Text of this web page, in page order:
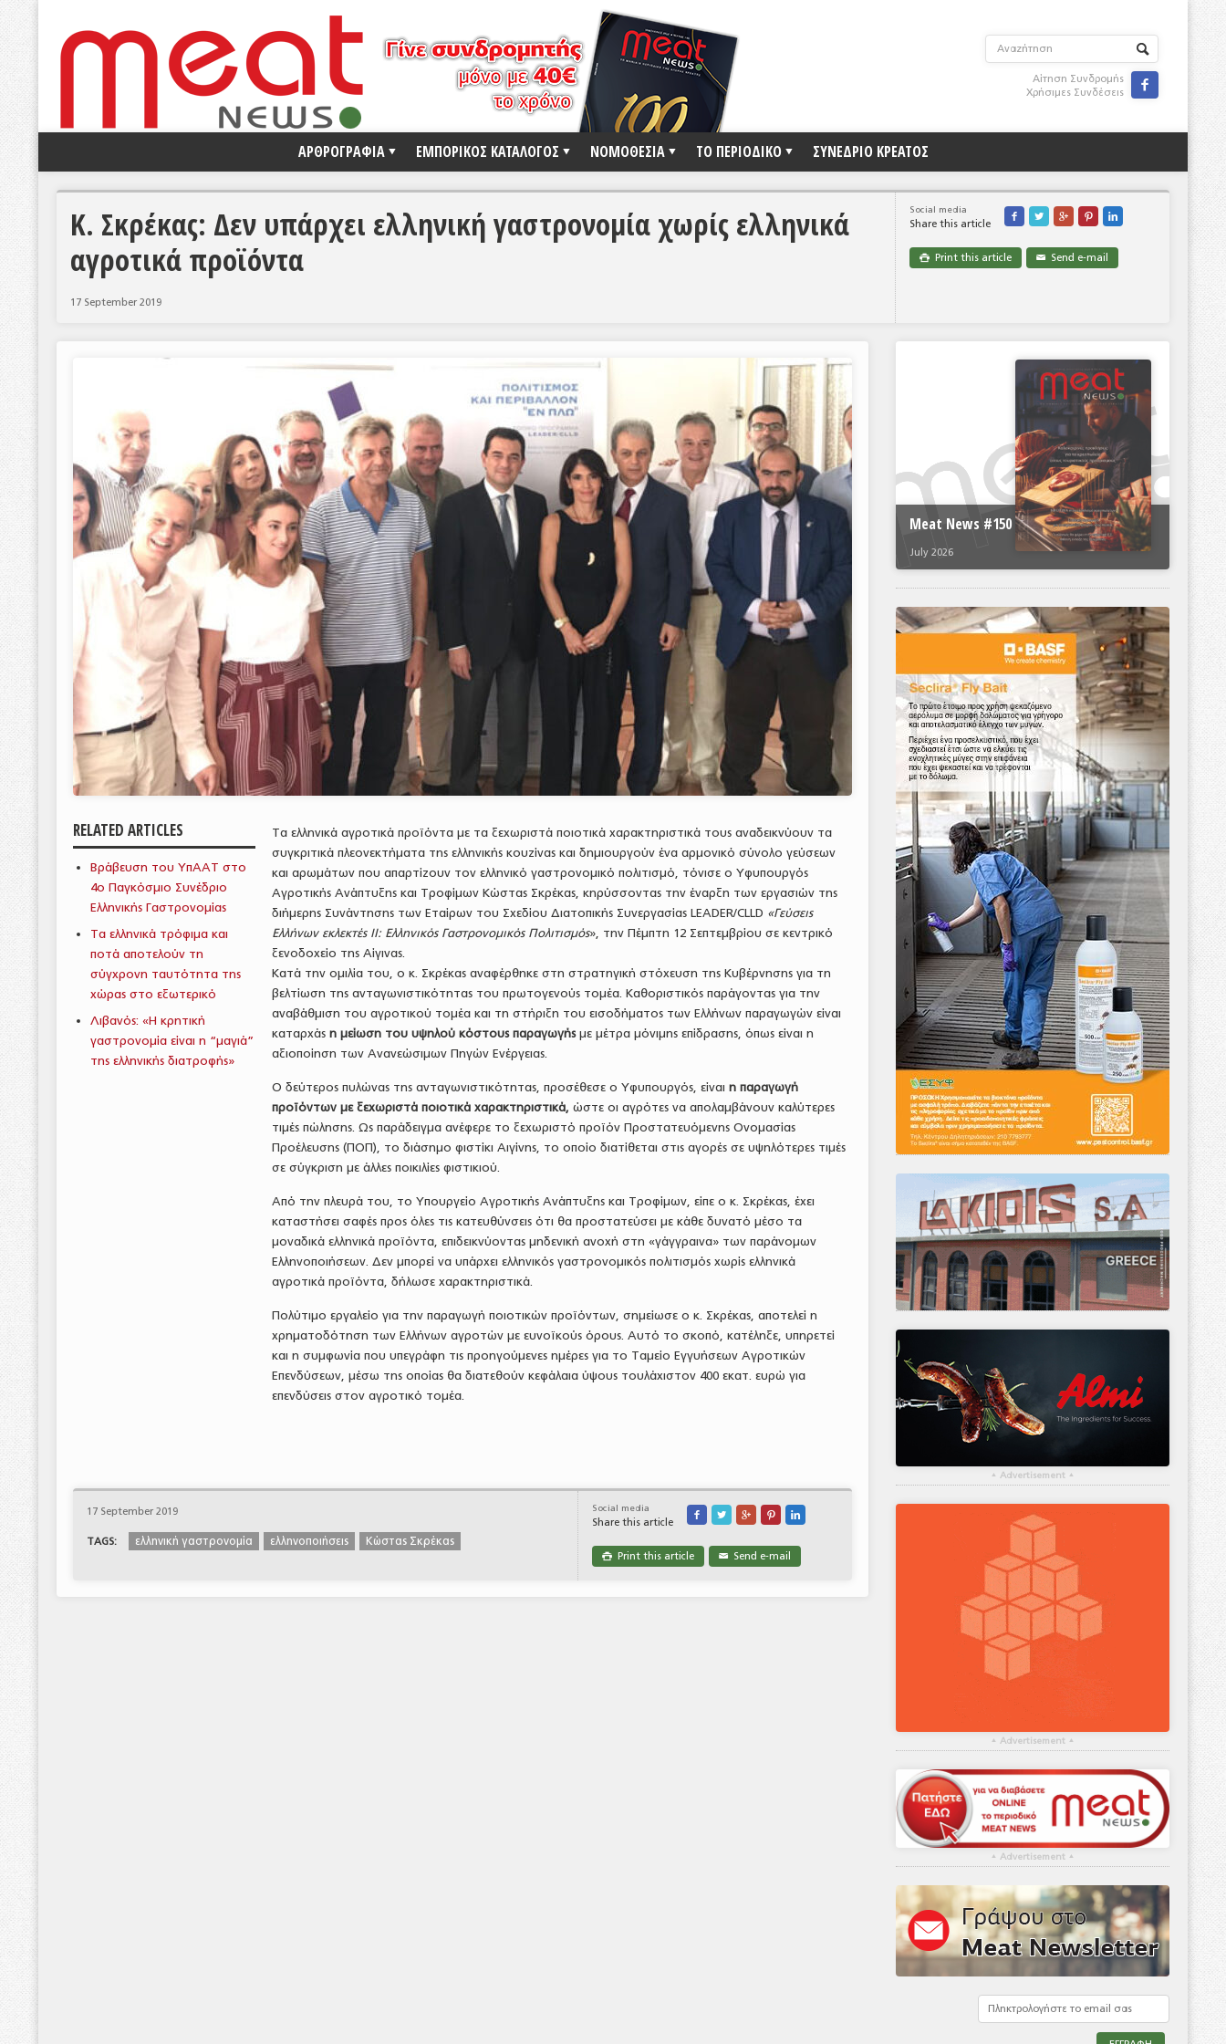
Αίτηση Συνδρομής
Χρήσιμες Συνδέσεις

ΑΡΘΡΟΓΡΑΦΙΑ ΕΜΠΟΡΙΚΟΣ ΚΑΤΑΛΟΓΟΣ ΝΟΜΟΘΕΣΙΑ ΤΟ ΠΕΡΙΟΔΙΚΟ ΣΥΝΕΔΡΙΟ ΚΡΕΑΤΟΣ
Social media
Share this article
    
 Print this article ✉ Send e-mail
Κ. Σκρέκας: Δεν υπάρχει ελληνική γαστρονομία χωρίς ελληνικά
αγροτικά προϊόντα
17 September 2019
RELATED ARTICLES
Βράβευση του ΥπΑΑΤ στο
4ο Παγκόσμιο Συνέδριο
Ελληνικής Γαστρονομίας
Τα ελληνικά τρόφιμα και
ποτά αποτελούν τη
σύγχρονη ταυτότητα της
χώρας στο εξωτερικό
Λιβανός: «Η κρητική
γαστρονομία είναι η “μαγιά”
της ελληνικής διατροφής»
Τα ελληνικά αγροτικά προϊόντα με τα ξεχωριστά ποιοτικά χαρακτηριστικά τους αναδεικνύουν τα
συγκριτικά πλεονεκτήματα της ελληνικής κουζίνας και δημιουργούν ένα αρμονικό σύνολο γεύσεων
και αρωμάτων που απαρτίζουν τον ελληνικό γαστρονομικό πολιτισμό, τόνισε ο Υφυπουργός
Αγροτικής Ανάπτυξης και Τροφίμων Κώστας Σκρέκας, κηρύσσοντας την έναρξη των εργασιών της
διήμερης Συνάντησης των Εταίρων του Σχεδίου Διατοπικής Συνεργασίας LEADER/CLLD «Γεύσεις
Ελλήνων εκλεκτές ΙΙ: Ελληνικός Γαστρονομικός Πολιτισμός», την Πέμπτη 12 Σεπτεμβρίου σε κεντρικό
ξενοδοχείο της Αίγινας.
Κατά την ομιλία του, ο κ. Σκρέκας αναφέρθηκε στη στρατηγική στόχευση της Κυβέρνησης για τη
βελτίωση της ανταγωνιστικότητας του πρωτογενούς τομέα. Καθοριστικός παράγοντας για την
αναβάθμιση του αγροτικού τομέα και τη στήριξη του εισοδήματος των Ελλήνων παραγωγών είναι
καταρχάςη μείωση του υψηλού κόστους παραγωγήςμε μέτρα μόνιμης επίδρασης, όπως είναι η
αξιοποίηση των Ανανεώσιμων Πηγών Ενέργειας.
Ο δεύτερος πυλώνας της ανταγωνιστικότητας, προσέθεσε ο Υφυπουργός, είναιη παραγωγή
προϊόντων με ξεχωριστά ποιοτικά χαρακτηριστικά, ώστε οι αγρότες να απολαμβάνουν καλύτερες
τιμές πώλησης. Ως παράδειγμα ανέφερε το ξεχωριστό προϊόν Προστατευόμενης Ονομασίας
Προέλευσης (ΠΟΠ), το διάσημο φιστίκι Αιγίνης, το οποίο διατίθεται στις αγορές σε υψηλότερες τιμές
σε σύγκριση με άλλες ποικιλίες φιστικιού.
Από την πλευρά του, το Υπουργείο Αγροτικής Ανάπτυξης και Τροφίμων, είπε ο κ. Σκρέκας, έχει
καταστήσει σαφές προς όλες τις κατευθύνσεις ότι θα προστατεύσει με κάθε δυνατό μέσο τα
μοναδικά ελληνικά προϊόντα, επιδεικνύοντας μηδενική ανοχή στη «γάγγραινα» των παράνομων
Ελληνοποιήσεων. Δεν μπορεί να υπάρχει ελληνικός γαστρονομικός πολιτισμός χωρίς ελληνικά
αγροτικά προϊόντα, δήλωσε χαρακτηριστικά.
Πολύτιμο εργαλείο για την παραγωγή ποιοτικών προϊόντων, σημείωσε ο κ. Σκρέκας, αποτελεί η
χρηματοδότηση των Ελλήνων αγροτών με ευνοϊκούς όρους. Αυτό το σκοπό, κατέληξε, υπηρετεί
και η συμφωνία που υπεγράφη τις προηγούμενες ημέρες για το Ταμείο Εγγυήσεων Αγροτικών
Επενδύσεων, μέσω της οποίας θα διατεθούν κεφάλαια ύψους τουλάχιστον 400 εκατ. ευρώ για
επενδύσεις στον αγροτικό τομέα.
Social media
Share this article
    
 Print this article ✉ Send e-mail
17 September 2019
TAGS: ελληνική γαστρονομία ελληνοποιήσεις Κώστας Σκρέκας
Meat News #150
July 2026
▴ Advertisement ▴
▴ Advertisement ▴
▴ Advertisement ▴